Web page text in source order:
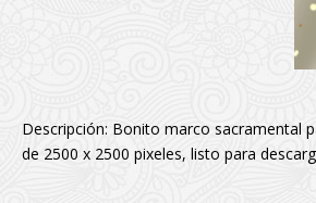
Descripción: Bonito marco sacramental
de 2500 x 2500 pixeles, listo para